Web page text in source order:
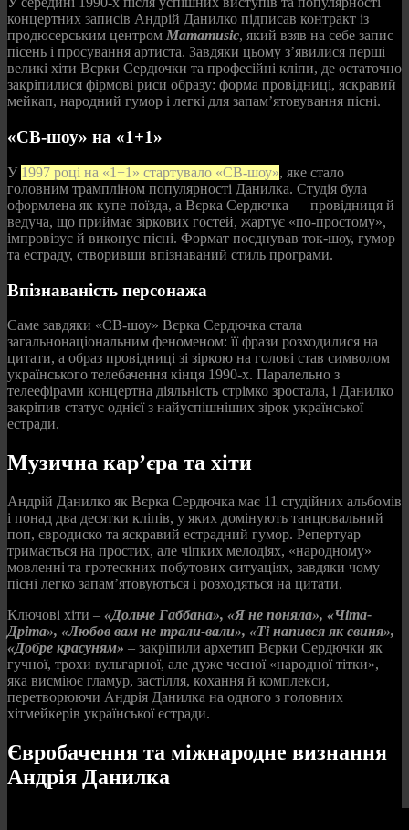
концертних записів Андрій Данилко підписав контракт із
продюсерським центром Mamamusic, який взяв на себе запис
пісень і просування артиста. Завдяки цьому з’явилися перші
великі хіти Вєрки Сердючки та професійні кліпи, де остаточно
закріпилися фірмові риси образу: форма провідниці, яскравий
мейкап, народний гумор і легкі для запам’ятовування пісні.
«СВ-шоу» на «1+1»
У 1997 році на «1+1» стартувало «СВ-шоу», яке стало
головним трампліном популярності Данилка. Студія була
оформлена як купе поїзда, а Вєрка Сердючка — провідниця й
ведуча, що приймає зіркових гостей, жартує «по-простому»,
імпровізує й виконує пісні. Формат поєднував ток-шоу, гумор
та естраду, створивши впізнаваний стиль програми.
Впізнаваність персонажа
Саме завдяки «СВ-шоу» Вєрка Сердючка стала
загальнонаціональним феноменом: її фрази розходилися на
цитати, а образ провідниці зі зіркою на голові став символом
українського телебачення кінця 1990‑х. Паралельно з
телеефірами концертна діяльність стрімко зростала, і Данилко
закріпив статус однієї з найуспішніших зірок української
естради.
Музична кар’єра та хіти
Андрій Данилко як Вєрка Сердючка має 11 студійних альбомів
і понад два десятки кліпів, у яких домінують танцювальний
поп, євродиско та яскравий естрадний гумор. Репертуар
тримається на простих, але чіпких мелодіях, «народному»
мовленні та гротескних побутових ситуаціях, завдяки чому
пісні легко запам’ятовуються і розходяться на цитати.
Ключові хіти – «Дольче Габбана», «Я не поняла», «Чіта-
Дріта», «Любов вам не трали-вали», «Ті напився як свиня»,
«Добре красуням» – закріпили архетип Вєрки Сердючки як
гучної, трохи вульгарної, але дуже чесної «народної тітки»,
яка висміює гламур, застілля, кохання й комплекси,
перетворюючи Андрія Данилка на одного з головних
хітмейкерів української естради.
Євробачення та міжнародне визнання
Андрія Данилка